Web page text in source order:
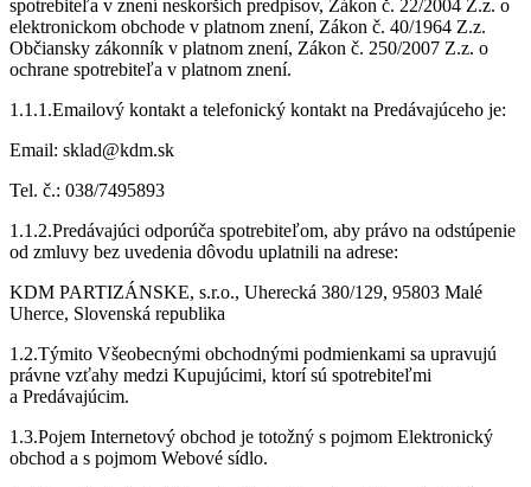
spotrebiteľa v znení neskorších predpisov, Zákon č. 22/2004 Z.z. o
elektronickom obchode v platnom znení, Zákon č. 40/1964 Z.z.
Občiansky zákonník v platnom znení, Zákon č. 250/2007 Z.z. o
ochrane spotrebiteľa v platnom znení.
1.1.1.Emailový kontakt a telefonický kontakt na Predávajúceho je:
Email: sklad@kdm.sk
Tel. č.: 038/7495893
1.1.2.Predávajúci odporúča spotrebiteľom, aby právo na odstúpenie
od zmluvy bez uvedenia dôvodu uplatnili na adrese:
KDM PARTIZÁNSKE, s.r.o., Uherecká 380/129, 95803 Malé
Uherce, Slovenská republika
1.2.Týmito Všeobecnými obchodnými podmienkami sa upravujú
právne vzťahy medzi Kupujúcimi, ktorí sú spotrebiteľmi
a Predávajúcim.
1.3.Pojem Internetový obchod je totožný s pojmom Elektronický
obchod a s pojmom Webové sídlo.